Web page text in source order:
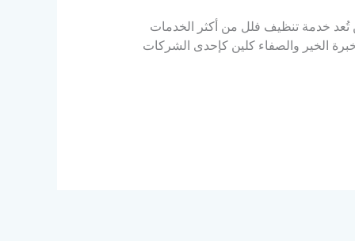
خدمة تنظيف فلل من أكثر الخدمات
خبرة الخير والصفاء كلين كإحدى الشركات